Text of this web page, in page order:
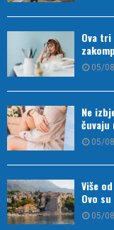
Ova
05/
Ne
čuvaju
05/
Više
Ovo
05/